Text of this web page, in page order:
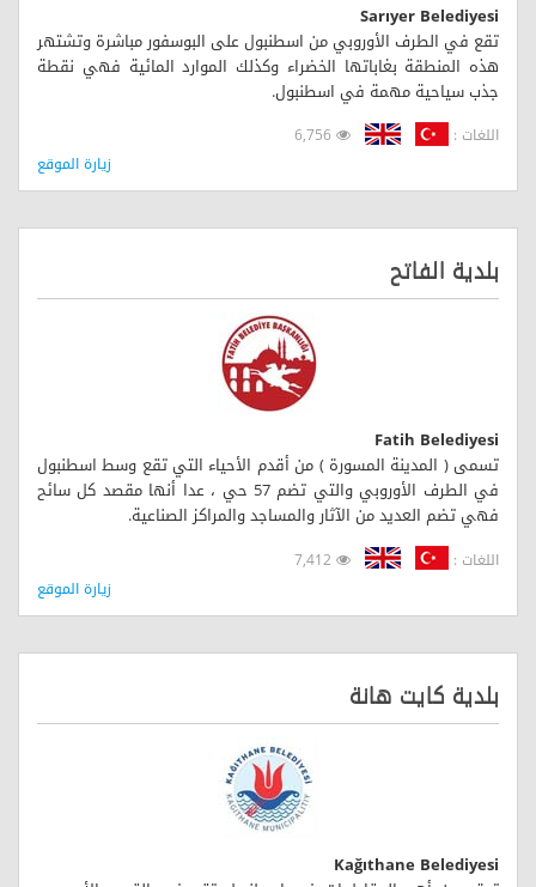
Sarıyer Belediyesi
تقع في الطرف الأوروبي من اسطنبول على البوسفور مباشرة وتشتهر
هذه المنطقة بغاباتها الخضراء وكذلك الموارد المائية فهي نقطة
جذب سياحية مهمة في اسطنبول.
اللغات :
زيارة الموقع
بلدية الفاتح
Fatih Belediyesi
تسمى ( المدينة المسورة ) من أقدم الأحياء التي تقع وسط اسطنبول
في الطرف الأوروبي والتي تضم 57 حي ، عدا أنها مقصد كل سائح
فهي تضم العديد من الآثار والمساجد والمراكز الصناعية.
اللغات :
زيارة الموقع
بلدية كايت هانة
Kağıthane Belediyesi